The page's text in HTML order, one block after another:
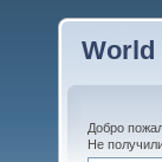
World
Добро
Не